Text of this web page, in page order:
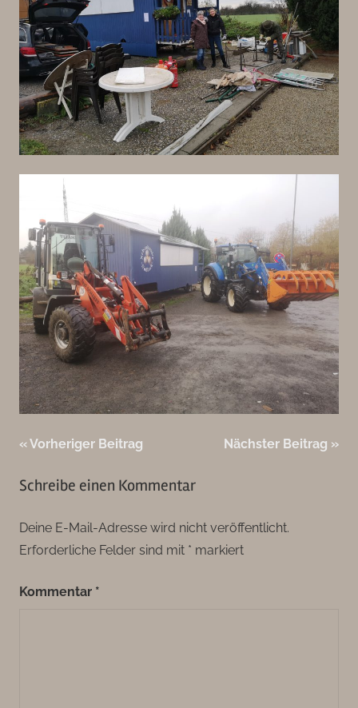
Beitragsnavigation
Vorheriger Beitrag Nächster Beitrag
Schreibe einen Kommentar
Deine E-Mail-Adresse wird nicht veröffentlicht.
Erforderliche Felder sind mit * markiert
Kommentar *